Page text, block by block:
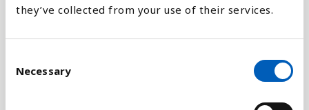
they’ve collected from your use of their services.
Necessary